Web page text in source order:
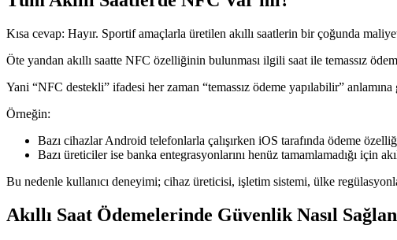
Kısa cevap: Hayır. Sportif amaçlarla üretilen akıllı saatlerin bir çoğunda
Öte yandan akıllı saatte NFC özelliğinin bulunması ilgili saat ile temassız
Yani “NFC destekli” ifadesi her zaman “temassız ödeme yapılabilir” anlamına
Örneğin:
Bazı cihazlar Android telefonlarla çalışırken iOS tarafında ödeme
Bazı üreticiler ise banka entegrasyonlarını henüz tamamlamadığı için
Bu nedenle kullanıcı deneyimi; cihaz üreticisi, işletim sistemi, ülke
Akıllı Saat Ödemelerinde Güvenlik Nasıl